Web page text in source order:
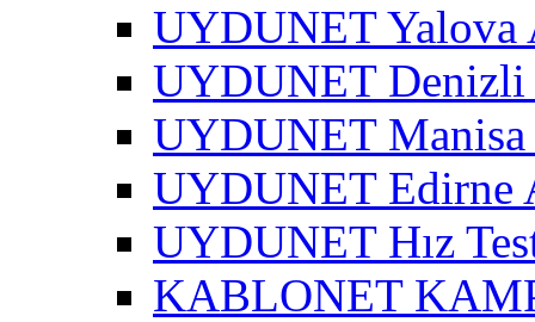
UYDUNET Yalova
UYDUNET
UYDUNET
UYDUNET Edirne
UYDUNET Hız
KABLONET